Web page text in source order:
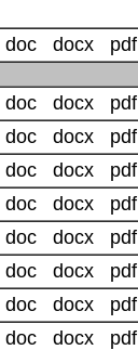
doc docx pdf
doc docx pdf
doc docx pdf
doc docx pdf
doc docx pdf
doc docx pdf
doc docx pdf
doc docx pdf
doc docx pdf